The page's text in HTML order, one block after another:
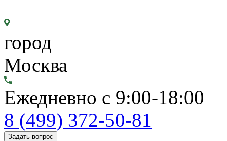
город
Москва
Ежедневно с 9:00-18:00
8 (499) 372-50-81
Задать вопрос